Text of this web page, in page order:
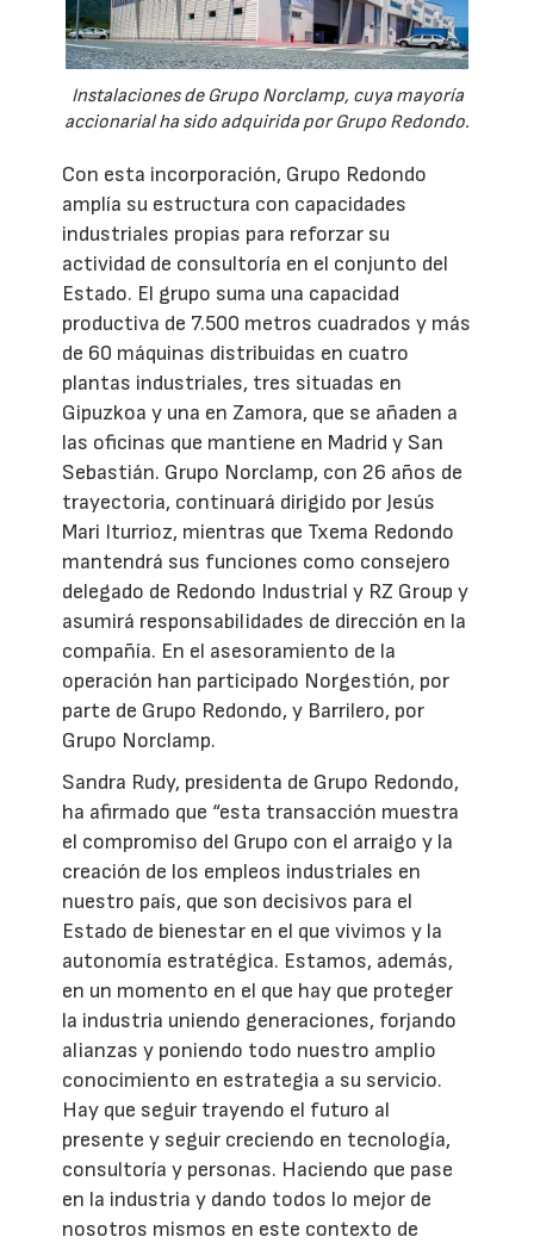
Instalaciones de Grupo Norclamp, cuya mayoría
accionarial ha sido adquirida por Grupo Redondo.
Con esta incorporación, Grupo Redondo
amplía su estructura con capacidades
industriales propias para reforzar su
actividad de consultoría en el conjunto del
Estado. El grupo suma una capacidad
productiva de 7.500 metros cuadrados y más
de 60 máquinas distribuidas en cuatro
plantas industriales, tres situadas en
Gipuzkoa y una en Zamora, que se añaden a
las oficinas que mantiene en Madrid y San
Sebastián. Grupo Norclamp, con 26 años de
trayectoria, continuará dirigido por Jesús
Mari Iturrioz, mientras que Txema Redondo
mantendrá sus funciones como consejero
delegado de Redondo Industrial y RZ Group y
asumirá responsabilidades de dirección en la
compañía. En el asesoramiento de la
operación han participado Norgestión, por
parte de Grupo Redondo, y Barrilero, por
Grupo Norclamp.
Sandra Rudy, presidenta de Grupo Redondo,
ha afirmado que “esta transacción muestra
el compromiso del Grupo con el arraigo y la
creación de los empleos industriales en
nuestro país, que son decisivos para el
Estado de bienestar en el que vivimos y la
autonomía estratégica. Estamos, además,
en un momento en el que hay que proteger
la industria uniendo generaciones, forjando
alianzas y poniendo todo nuestro amplio
conocimiento en estrategia a su servicio.
Hay que seguir trayendo el futuro al
presente y seguir creciendo en tecnología,
consultoría y personas. Haciendo que pase
en la industria y dando todos lo mejor de
nosotros mismos en este contexto de